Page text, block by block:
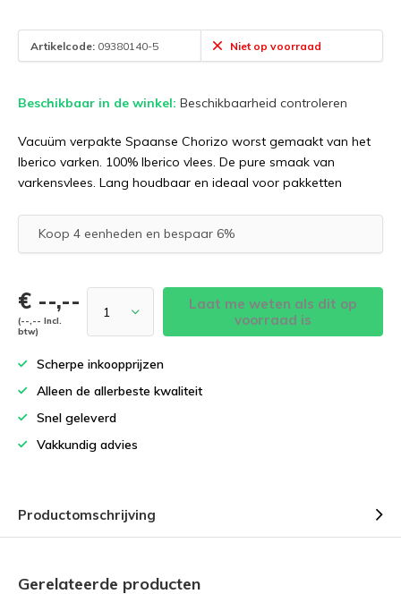
Artikelcode: 09380140-5 Niet op voorraad
Beschikbaar in de winkel: Beschikbaarheid controleren
Vacuüm verpakte Spaanse Chorizo worst gemaakt van het
Iberico varken. 100% Iberico vlees. De pure smaak van
varkensvlees. Lang houdbaar en ideaal voor pakketten
Koop 4 eenheden en bespaar 6%
€ --,--
(--,-- Incl.
btw)
Laat me weten als dit op
voorraad is
Scherpe inkoopprijzen
Alleen de allerbeste kwaliteit
Snel geleverd
Vakkundig advies
Productomschrijving
Gerelateerde producten